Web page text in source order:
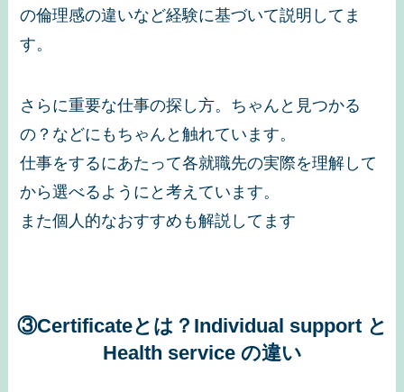
の倫理感の違いなど経験に基づいて説明してま
す。
さらに重要な仕事の探し方。ちゃんと見つかる
の？などにもちゃんと触れています。
仕事をするにあたって各就職先の実際を理解して
から選べるようにと考えています。
また個人的なおすすめも解説してます
③Certificateとは？Individual support と
Health service の違い